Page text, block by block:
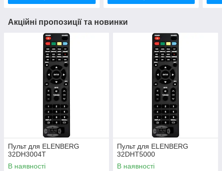
Акційні пропозиції та новинки
Пульт для ELENBERG
32DH3004T
В наявності
Пульт для ELENBERG
32DHT5000
В наявності